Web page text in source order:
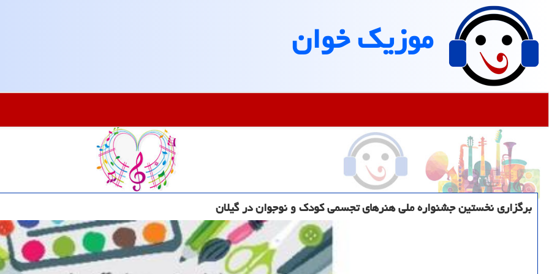
موزیك خوان
برگزاری نخستین جشنواره ملی هنرهای تجسمی كودك و نوجوان در گیلان